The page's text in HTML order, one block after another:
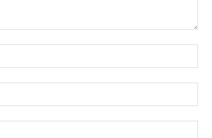
前
メ